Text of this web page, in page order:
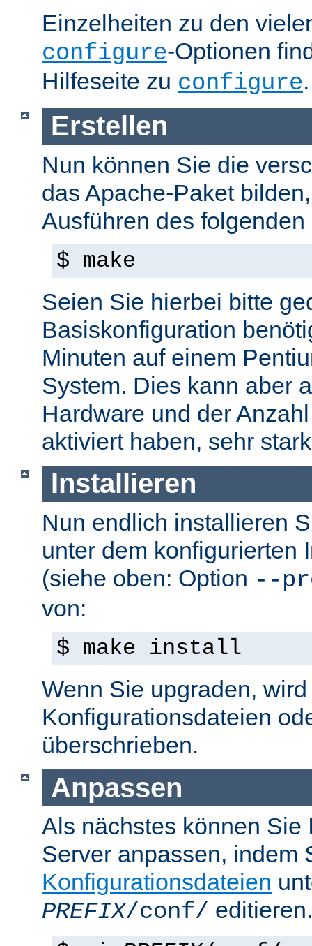
Einzelheiten zu den
configure-Optionen
Hilfeseite zu configure.
Erstellen
Nun können Sie die
das Apache-Paket
Ausführen des
$ make
Seien Sie hierbei bitte
Basiskonfiguration
Minuten auf einem
System. Dies kann aber
Hardware und der
aktiviert haben, sehr
Installieren
Nun endlich installieren
unter dem konfigurierten
(siehe oben: Option --
von:
$ make install
Wenn Sie upgraden,
Konfigurationsdateien
überschrieben.
Anpassen
Als nächstes können Sie
Server anpassen, indem
Konfigurationsdateien
PREFIX/conf/ editieren.